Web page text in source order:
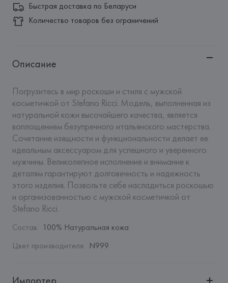
Быстрая доставка по Беларуси
Количество товаров без ограничений
Описание
Погрузитесь в мир роскоши и стиля с мужской
косметичкой от Stefano Ricci. Модель, выполненная из
натуральной кожи высочайшего качества, является
воплощением безупречного итальянского мастерства.
Сочетание изящности и функциональности делает ее
идеальным аксессуаром для успешного и уверенного
мужчины. Великолепное исполнение и внимание к
деталям гарантируют долговечность и надежность
этого изделия. Позвольте себе насладиться роскошью
и организованностью с мужской косметичкой от
Stefano Ricci.
Состав: 100% Натуральная кожа
Цвет производителя: N999